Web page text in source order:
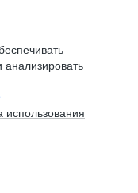
использования